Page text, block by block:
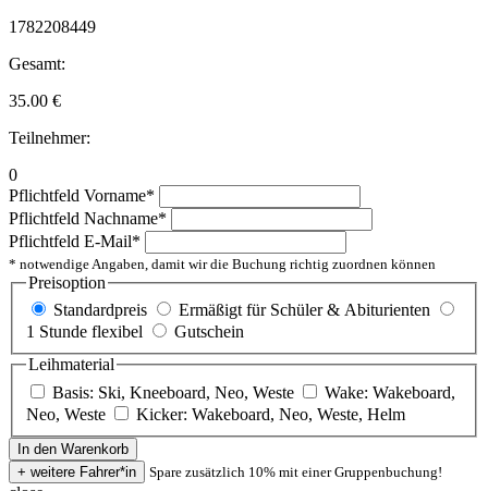
1782208449
Gesamt:
35.00 €
Teilnehmer:
0
Pflichtfeld Vorname*
Pflichtfeld Nachname*
Pflichtfeld E-Mail*
* notwendige Angaben, damit wir die Buchung richtig zuordnen können
Preisoption
Standardpreis
Ermäßigt für Schüler & Abiturienten
1 Stunde flexibel
Gutschein
Leihmaterial
Basis: Ski, Kneeboard, Neo, Weste
Wake: Wakeboard,
Neo, Weste
Kicker: Wakeboard, Neo, Weste, Helm
Spare zusätzlich 10% mit einer Gruppenbuchung!